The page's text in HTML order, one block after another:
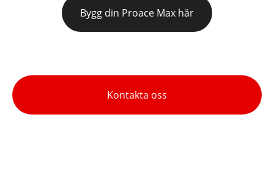
Bygg din Proace Max här
Kontakta oss